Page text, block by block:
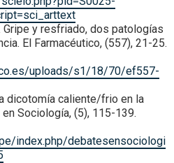
Gripe y resfriado, dos patologías
El Farmacéutico, (557), 21-25.
uploads/s1/18/70/ef557-
dicotomía caliente/frio en la
Sociología, (5), 115-139.
index.php/debatesensociologi